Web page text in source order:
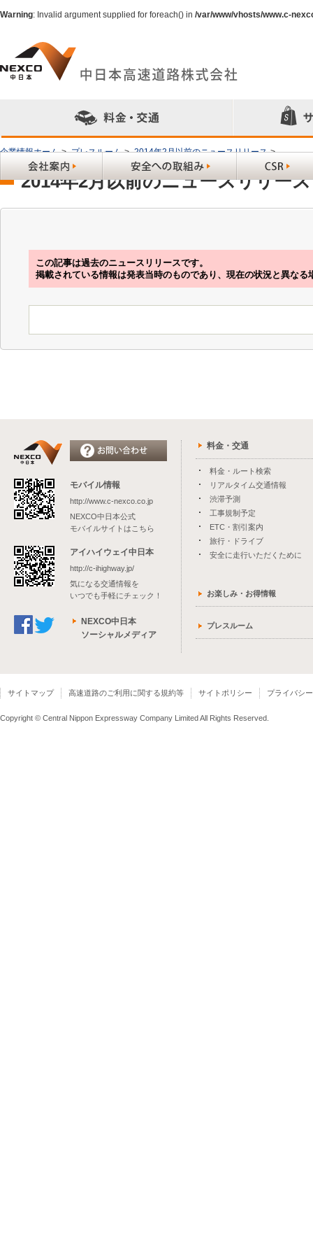
Warning: Invalid argument supplied for foreach() in /var/www/vhosts/www.c-
企業情報ホーム > プレスルーム > 2014年2月以前のニュースリリース >
2014年2月以前のニュースリリース
この記事は過去のニュースリリースです。
掲載されている情報は発表当時のものであり、現在の状況と異なる
モバイル情報
http://www.c-nexco.co.jp
NEXCO中日本公式
モバイルサイトはこちら
アイハイウェイ中日本
http://c-ihighway.jp/
気になる交通情報を
いつでも手軽にチェック！
NEXCO中日本
ソーシャルメディア
料金・交通
料金・ルート検索
リアルタイム交通情報
渋滞予測
工事規制予定
ETC・割引案内
旅行・ドライブ
安全に走行いただくために
お楽しみ・お得情報
プレスルーム
サイトマップ 高速道路のご利用に関する規約等 サイトポリシー プライバシ
Copyright © Central Nippon Expressway Company Limited All Rights Reserved.